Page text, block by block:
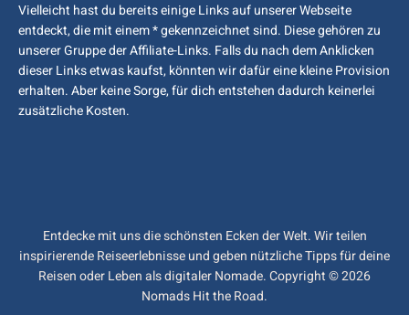
Vielleicht hast du bereits einige Links auf unserer Webseite
entdeckt, die mit einem * gekennzeichnet sind. Diese gehören zu
unserer Gruppe der Affiliate-Links. Falls du nach dem Anklicken
dieser Links etwas kaufst, könnten wir dafür eine kleine Provision
erhalten. Aber keine Sorge, für dich entstehen dadurch keinerlei
zusätzliche Kosten.
Entdecke mit uns die schönsten Ecken der Welt. Wir teilen
inspirierende Reiseerlebnisse und geben nützliche Tipps für deine
Reisen oder Leben als digitaler Nomade. Copyright © 2026
Nomads Hit the Road.